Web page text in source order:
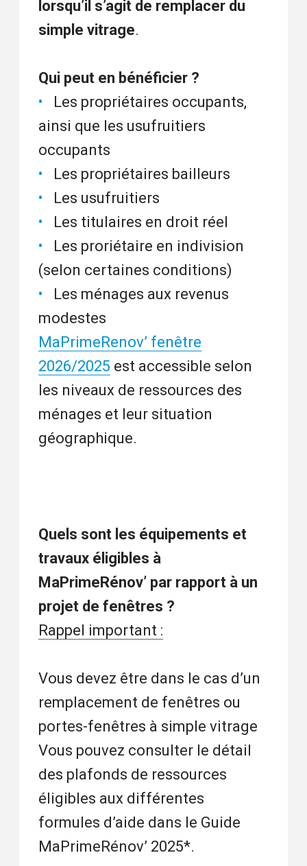
lorsqu’il s’agit de remplacer du
simple vitrage.
Qui peut en bénéficier ?
Les propriétaires occupants,
ainsi que les usufruitiers
occupants
Les propriétaires bailleurs
Les usufruitiers
Les titulaires en droit réel
Les proriétaire en indivision
(selon certaines conditions)
Les ménages aux revenus
modestes
MaPrimeRenov’ fenêtre
2026/2025 est accessible selon
les niveaux de ressources des
ménages et leur situation
géographique.
Quels sont les équipements et
travaux éligibles à
MaPrimeRénov’ par rapport à un
projet de fenêtres ?
Rappel important :
Vous devez être dans le cas d’un
remplacement de fenêtres ou
portes-fenêtres à simple vitrage
Vous pouvez consulter le détail
des plafonds de ressources
éligibles aux différentes
formules d’aide dans le Guide
MaPrimeRénov’ 2025*.